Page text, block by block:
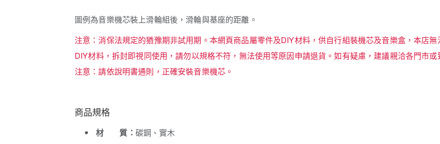
圖例為音樂機芯裝上滑輪組後，滑輪與基座的距離。
注意：消保法規定的猶豫期非試用期。本網頁商品屬零件及DIY材料，供自行組裝機芯及音樂盒，本店無
DIY材料，拆封即視同使用，請勿以規格不符，無法使用等原因申請退貨。如有疑慮，建議親洽各門市或
注意：請依說明書通則，正確安裝音樂機芯。
商品規格
材 質： 碳鋼、實木